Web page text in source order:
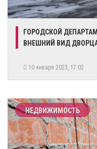
​ГОРОДСКОЙ
ВНЕШНИЙ ВИД
10 января 2023, 17:02
НЕДВИЖИМОСТЬ